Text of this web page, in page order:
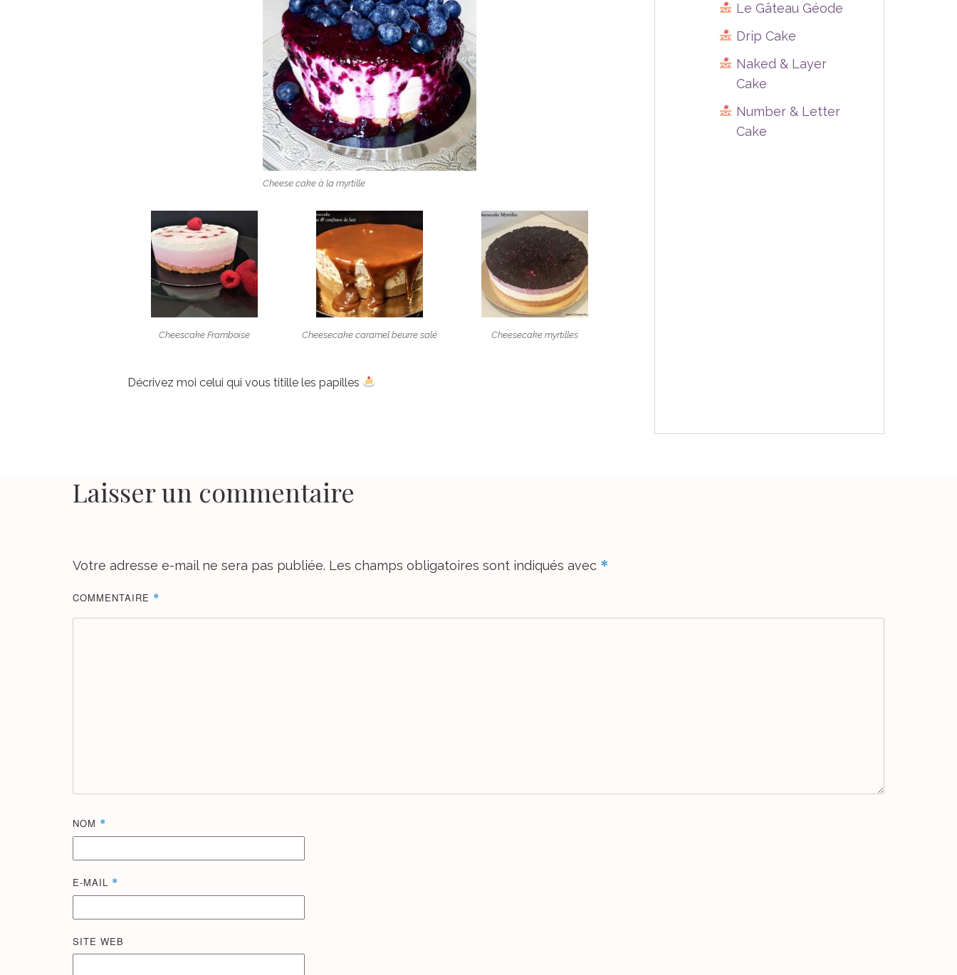
Cheese cake à la myrtille
Cheescake Framboise Cheesecake caramel beurre salé Cheesecake myrtilles
Décrivez moi celui qui vous titille les papilles
Le Gâteau Géode
Drip Cake
Naked & Layer
Cake
Number & Letter
Cake
Laisser un commentaire
Votre adresse e-mail ne sera pas publiée. Les champs obligatoires sont indiqués avec *
COMMENTAIRE *
NOM *
E-MAIL *
SITE WEB